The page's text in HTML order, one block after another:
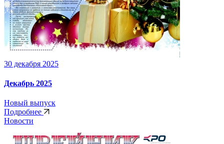
30 декабря 2025
Декабрь 2025
Новый выпуск
Подробнее
Новости